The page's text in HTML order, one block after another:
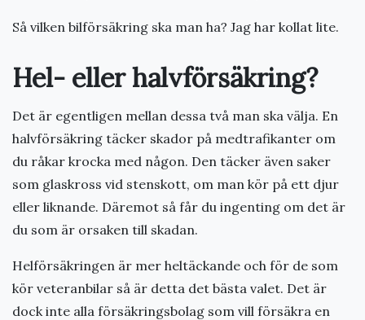
Så vilken bilförsäkring ska man ha? Jag har kollat lite.
Hel- eller halvförsäkring?
Det är egentligen mellan dessa två man ska välja. En
halvförsäkring täcker skador på medtrafikanter om
du råkar krocka med någon. Den täcker även saker
som glaskross vid stenskott, om man kör på ett djur
eller liknande. Däremot så får du ingenting om det är
du som är orsaken till skadan.
Helförsäkringen är mer heltäckande och för de som
kör veteranbilar så är detta det bästa valet. Det är
dock inte alla försäkringsbolag som vill försäkra en